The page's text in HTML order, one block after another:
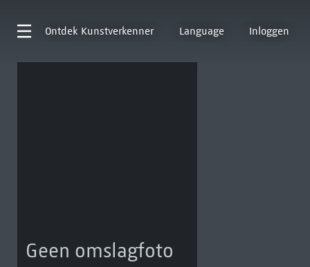
Ontdek Kunstverkenner Language Inloggen
Geen omslagfoto